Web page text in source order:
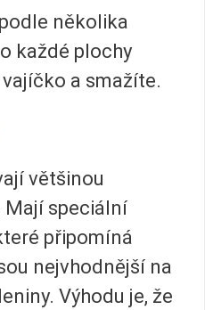
několika
každé plochy
a smažíte.
většinou
Mají speciální
připomíná
nejvhodnější na
Výhodu je, že